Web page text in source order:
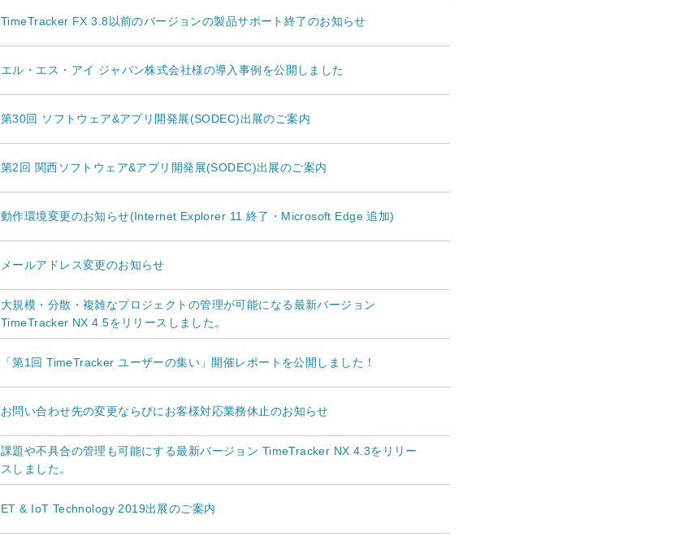
TimeTracker FX 3.8以前のバージョンの製品サポート終了のお知らせ
エル・エス・アイ ジャパン株式会社様の導入事例を公開しました
第30回 ソフトウェア&アプリ開発展(SODEC)出展のご案内
第2回 関西ソフトウェア&アプリ開発展(SODEC)出展のご案内
動作環境変更のお知らせ(Internet Explorer 11 終了・Microsoft Edge 追加)
メールアドレス変更のお知らせ
大規模・分散・複雑なプロジェクトの管理が可能になる最新バージョン
TimeTracker NX 4.5をリリースしました。
「第1回 TimeTracker ユーザーの集い」開催レポートを公開しました！
お問い合わせ先の変更ならびにお客様対応業務休止のお知らせ
課題や不具合の管理も可能にする最新バージョン TimeTracker NX 4.3をリリー
スしました。
ET & IoT Technology 2019出展のご案内